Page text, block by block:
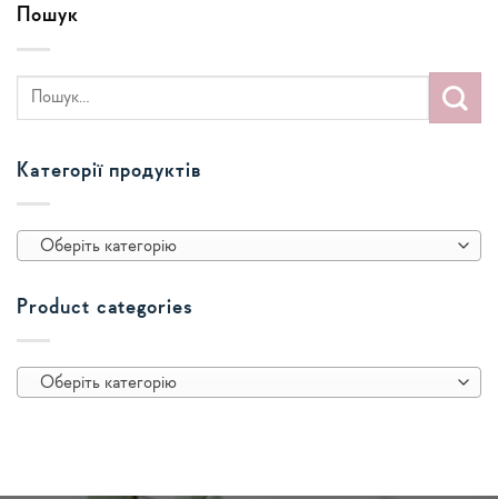
Пошук
Категорії продуктів
Оберіть категорію
Product categories
Оберіть категорію